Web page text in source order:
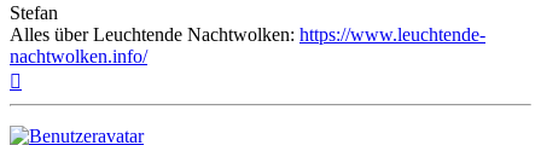
Stefan
Alles über Leuchtende Nachtwolken: https://www.leuchtende-
nachtwolken.info/